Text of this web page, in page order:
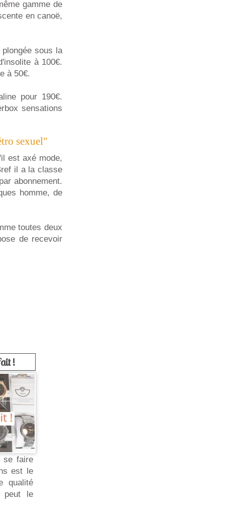
gamme de
en canoë,
sous la
à 100€.
à 50€.
pour 190€.
sensations
sexuel"
est axé mode,
il a la classe
abonnement.
homme, de
toutes deux
de recevoir
!
se faire
est le
qualité
peut le